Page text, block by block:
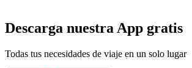
Descarga nuestra App gratis
Todas tus necesidades de viaje en un solo lugar